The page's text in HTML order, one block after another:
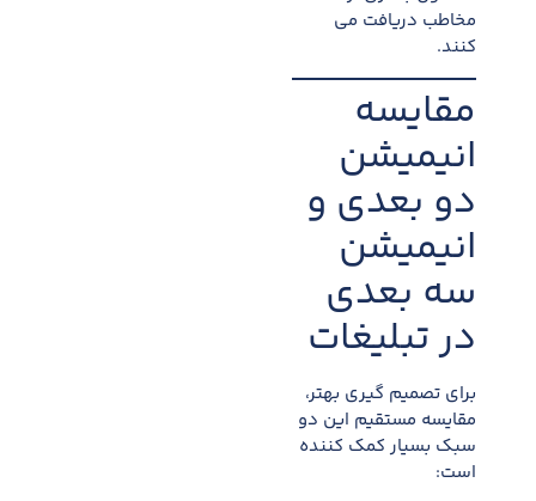
مخاطب دریافت می
کنند.
مقایسه
انیمیشن
دو بعدی و
انیمیشن
سه بعدی
در تبلیغات
برای تصمیم گیری بهتر،
مقایسه مستقیم این دو
سبک بسیار کمک کننده
است: